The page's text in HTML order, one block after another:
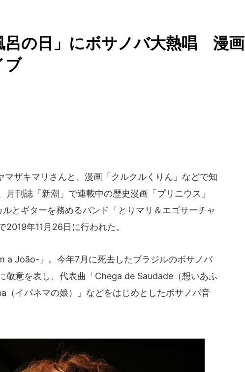
呂の日」にボサノバ大熱唱 漫画
ブ
ザキマリさんと、漫画「クルクルくりん」などで知
月刊誌「新潮」で連載中の歴史漫画「プリニウス」
とギターを務めるバンド「とりマリ＆エゴサーチャ
年11月26日に行われた。
a João-」。今年7月に死去したブラジルのボサノバ
敬意を表し、代表曲「Chega de Saudade（想いあふ
イパネマの娘）」などをはじめとしたボサノバ音